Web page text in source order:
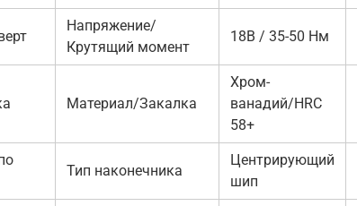
Напряжение/
Крутящий момент
18В / 35-50 Нм
Материал/Закалка
Хром-
ванадий/HRC
58+
Тип наконечника
Центрирующий
шип